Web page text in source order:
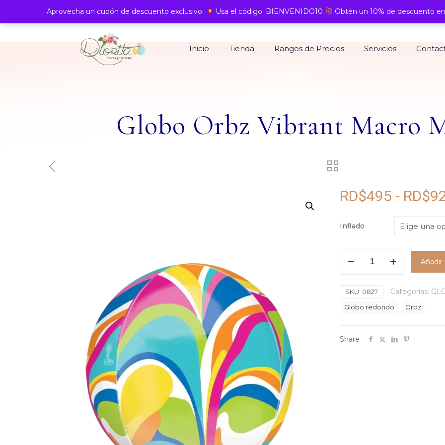
Inicio Tienda Rangos de Precios Servicios
Globo Orbz Vibrant Macro
RD$495 - RD$
Inflado
Macro
Marble
Añadir
SKU: 0827 Categorías:
Globo redondo Orbz
Share
Aprovecha un cupón de descuento exclusivo. Usa el código: BIENVENIDO10 Obtén un 10% de descuento